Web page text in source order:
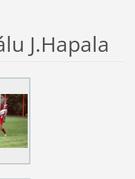
J.Hapala